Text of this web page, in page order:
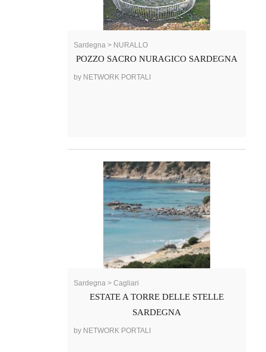
Sardegna > NURALLO
POZZO SACRO NURAGICO SARDEGNA
by NETWORK PORTALI
Sardegna > Cagliari
ESTATE A TORRE DELLE STELLE
SARDEGNA
by NETWORK PORTALI